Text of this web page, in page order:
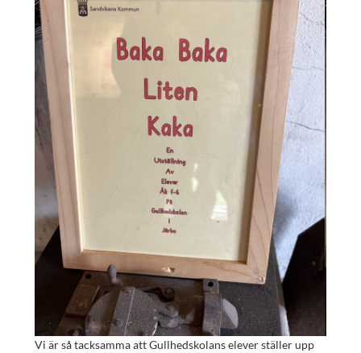
Vi är så tacksamma att Gullhedskolans elever ställer upp